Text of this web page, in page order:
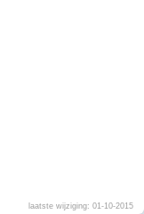
laatste wijziging: 01-10-2015